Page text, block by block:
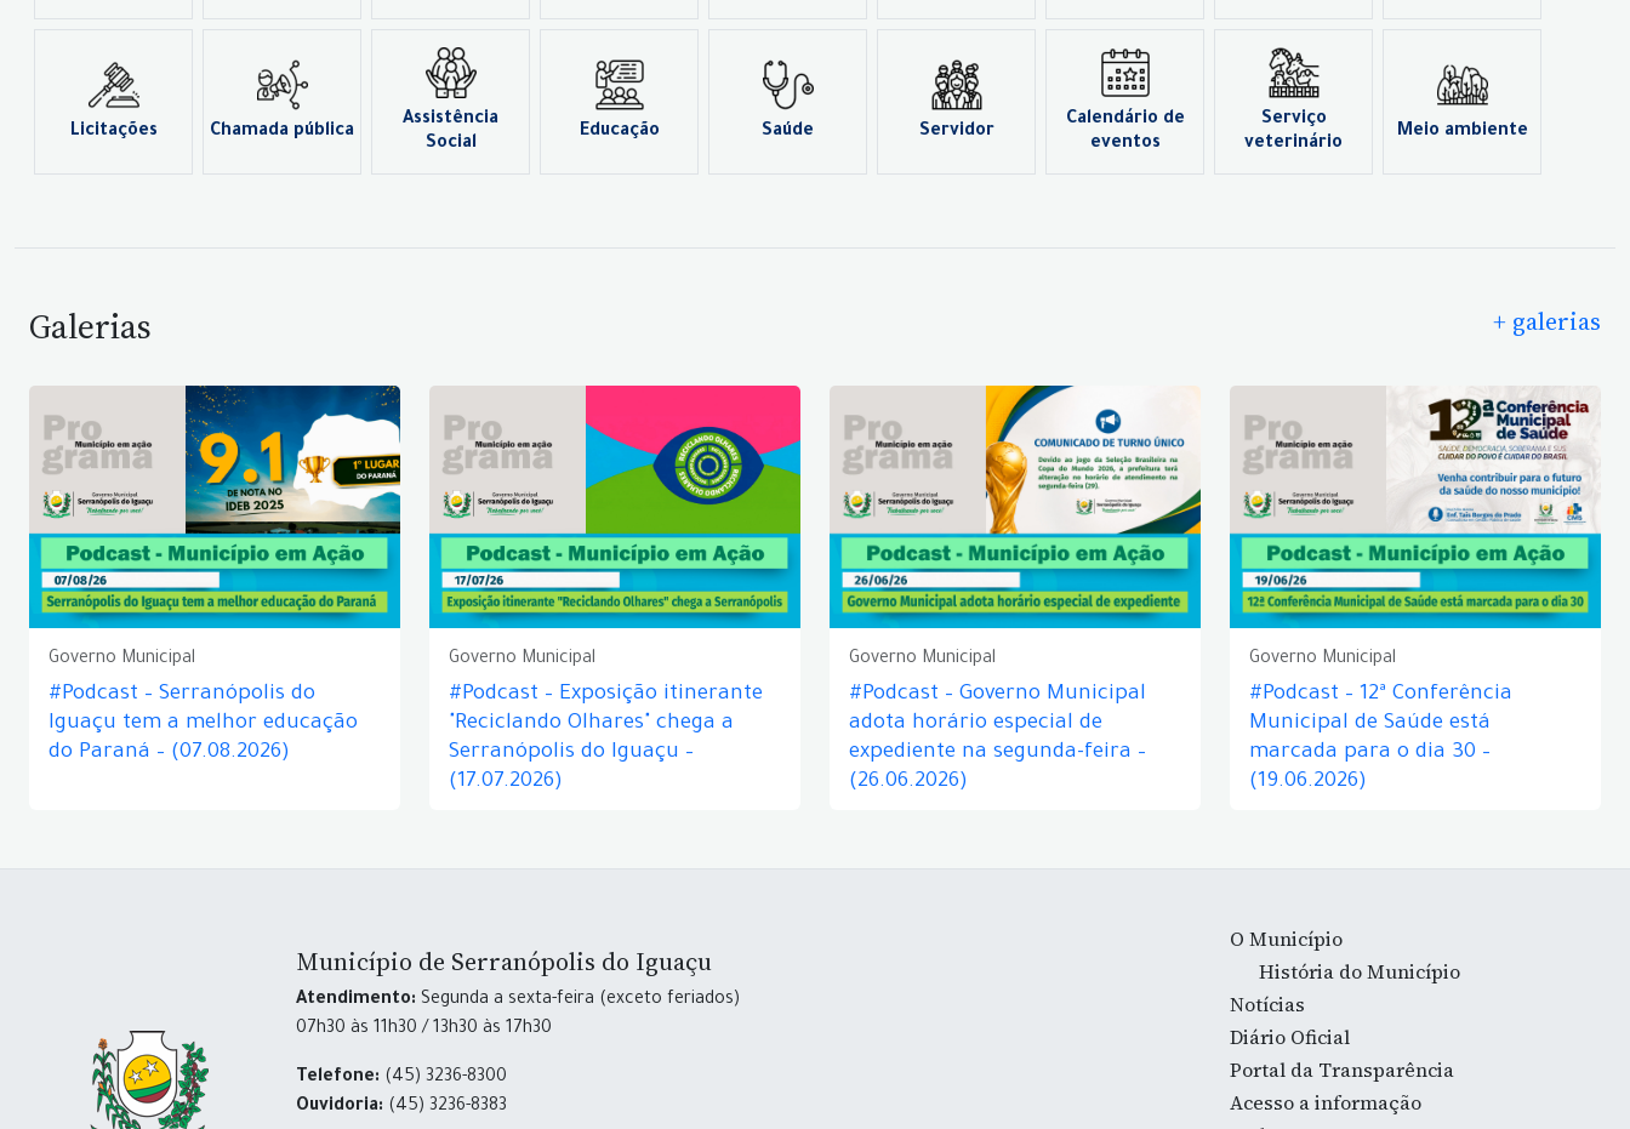
Licitações Chamada pública
Assistência
Social
Educação Saúde Servidor
Calendário de
eventos
Serviço
veterinário
Meio ambiente
Galerias + galerias
Governo Municipal
#Podcast – Serranópolis do
Iguaçu tem a melhor educação
do Paraná – (07.08.2026)
Governo Municipal
#Podcast – Exposição itinerante
"Reciclando Olhares" chega a
Serranópolis do Iguaçu –
(17.07.2026)
Governo Municipal
#Podcast – Governo Municipal
adota horário especial de
expediente na segunda-feira –
(26.06.2026)
Governo Municipal
#Podcast – 12ª Conferência
Municipal de Saúde está
marcada para o dia 30 –
(19.06.2026)
Município de Serranópolis do Iguaçu
Atendimento: Segunda a sexta-feira (exceto feriados)
07h30 às 11h30 / 13h30 às 17h30
Telefone: (45) 3236-8300
Ouvidoria: (45) 3236-8383
O Município
História do Município
Notícias
Diário Oficial
Portal da Transparência
Acesso a informação